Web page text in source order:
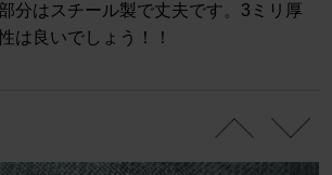
分はスチール製で丈夫です。3ミリ厚
は良いでしょう！！